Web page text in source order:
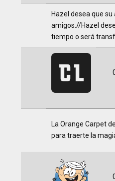
Hazel desea que
amigos.//Hazel
tiempo o será
La Orange Carpet
para traerte la